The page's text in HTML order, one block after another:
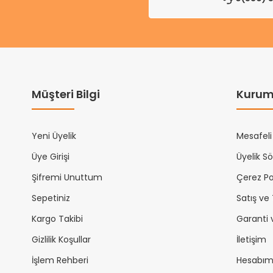
Müşteri Bilgi
Yeni Üyelik
Üye Girişi
Şifremi Unuttum
Sepetiniz
Kargo Takibi
Gizlilik Koşullar
İşlem Rehberi
Mesafeli
Üyelik
Çerez
Satış
Garanti
İletişim
Hesabım